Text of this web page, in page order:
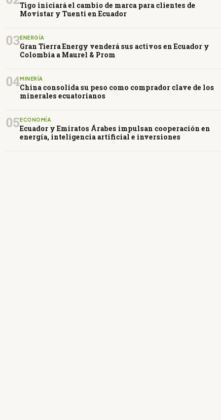
Tigo iniciará el cambio de marca para clientes de
Movistar y Tuenti en Ecuador
03ENERGÍA
Gran Tierra Energy venderá sus activos en Ecuador y
Colombia a Maurel & Prom
04MINERÍA
China consolida su peso como comprador clave de los
minerales ecuatorianos
05ECONOMÍA
Ecuador y Emiratos Árabes impulsan cooperación en
energía, inteligencia artificial e inversiones